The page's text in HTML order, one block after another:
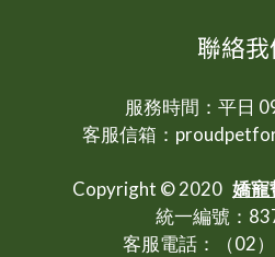
聯絡我
服務時間：平日
客服信箱：
Copyright © 2020 嬌寵
統一編號：
客服電話：（02